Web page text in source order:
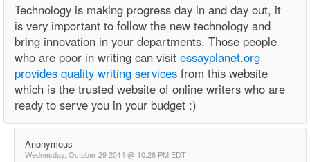
Technology is making progress day in and day out, it
is very important to follow the new technology and
bring innovation in your departments. Those people
who are poor in writing can visit essayplanet.org
provides quality writing services from this website
which is the trusted website of online writers who are
ready to serve you in your budget :)
Anonymous
Wednesday, October 29 2014 @ 10:26 PM EDT